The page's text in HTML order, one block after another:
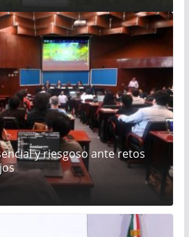
y riesgoso ante retos